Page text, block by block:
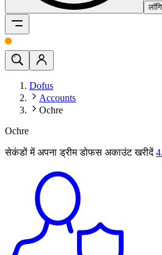
Dofus
Accounts
Ochre
Ochre
सेकंडों में अपना ड्रीम डोफस अकाउंट खरीदें